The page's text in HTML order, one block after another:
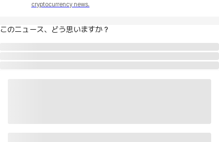
cryptocurrency news.
このニュース、どう思いますか？